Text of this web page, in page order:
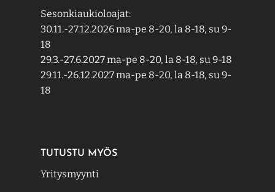
Sesonkiaukioloajat:
30.11.-27.12.2026 ma-pe 8-20, la 8-18, su 9-
18
29.3.-27.6.2027 ma-pe 8-20, la 8-18, su 9-18
29.11.-26.12.2027 ma-pe 8-20, la 8-18, su 9-
18
TUTUSTU MYÖS
Yritysmyynti